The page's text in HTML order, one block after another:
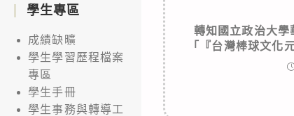
轉知國立政治大學
「『台灣棒球文化
學生專區
成績缺曠
學生學習歷程檔案
專區
學生手冊
學生事務與轉導工